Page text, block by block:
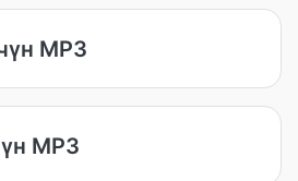
MP3
MP3